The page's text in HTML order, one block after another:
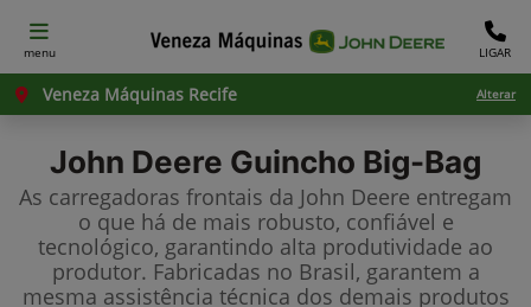
menu LIGAR
Veneza Máquinas Recife Alterar
John Deere Guincho Big-Bag
As carregadoras frontais da John Deere entregam
o que há de mais robusto, confiável e
tecnológico, garantindo alta produtividade ao
produtor. Fabricadas no Brasil, garantem a
mesma assistência técnica dos demais produtos